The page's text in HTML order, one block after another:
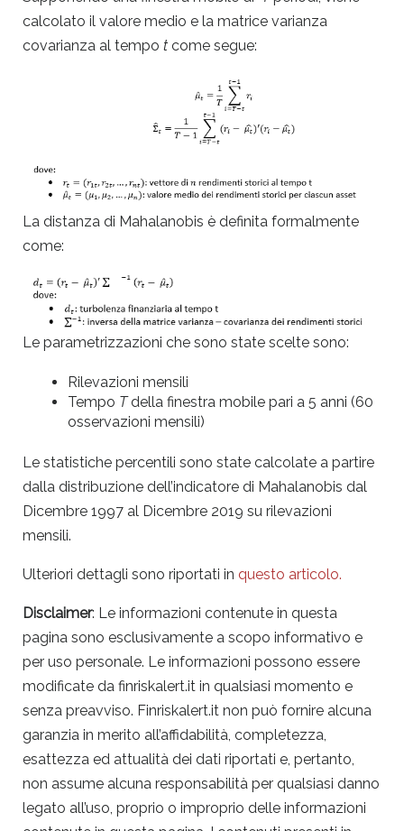
calcolato il valore medio e la matrice varianza
covarianza al tempo t come segue:
La distanza di Mahalanobis è definita formalmente
come:
Le parametrizzazioni che sono state scelte sono:
Rilevazioni mensili
Tempo Tdella finestra mobile pari a 5 anni (60
osservazioni mensili)
Le statistiche percentili sono state calcolate a partire
dalla distribuzione dell’indicatore di Mahalanobis dal
Dicembre 1997 al Dicembre 2019 su rilevazioni
mensili.
Ulteriori dettagli sono riportati in questo articolo.
Disclaimer: Le informazioni contenute in questa
pagina sono esclusivamente a scopo informativo e
per uso personale. Le informazioni possono essere
modificate da finriskalert.it in qualsiasi momento e
senza preavviso. Finriskalert.it non può fornire alcuna
garanzia in merito all’affidabilità, completezza,
esattezza ed attualità dei dati riportati e, pertanto,
non assume alcuna responsabilità per qualsiasi danno
legato all’uso, proprio o improprio delle informazioni